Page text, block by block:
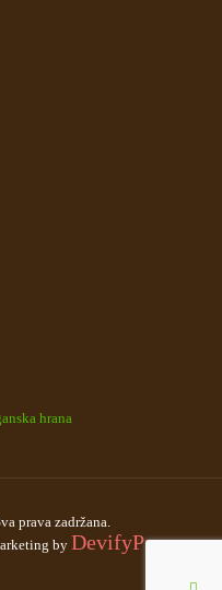
prava zadržana.
by DevifyPro